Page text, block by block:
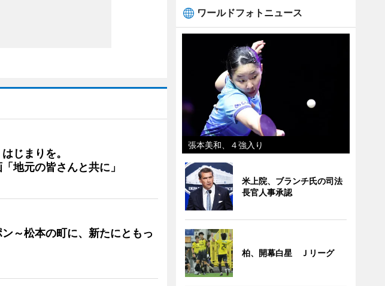
じまりを。
地元の皆さんと共に」
～松本の町に、新たにともっ
ワールドフォトニュース
張本美和、４強入り
米上院、ブランチ氏の司法
長官人事承認
柏、開幕白星 Ｊリーグ